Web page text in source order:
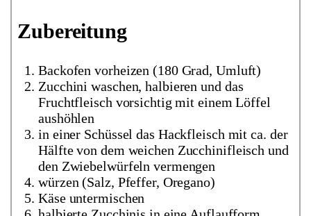
Zubereitung
Backofen vorheizen (180 Grad, Umluft)
Zucchini waschen, halbieren und das
Fruchtfleisch vorsichtig mit einem Löffel
aushöhlen
in einer Schüssel das Hackfleisch mit ca. der
Hälfte von dem weichen Zucchinifleisch und
den Zwiebelwürfeln vermengen
würzen (Salz, Pfeffer, Oregano)
Käse untermischen